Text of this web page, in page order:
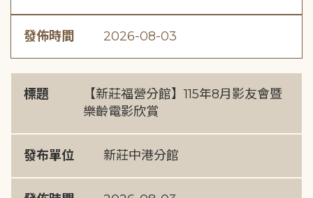
發佈時間 2026-08-03
標題
【新莊福營分館】115年8月影友會暨
樂齡電影欣賞
發布單位 新莊中港分館